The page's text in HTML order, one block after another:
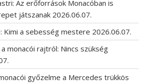
Az erőforrások Monacóban is
játszanak 2026.06.07.
Kimi a sebesség mestere 2026.06.07.
monacói rajtról: Nincs szükség
győzelme a Mercedes trükkös